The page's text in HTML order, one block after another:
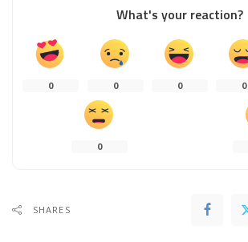
What's your reaction?
0 0 0 0
0
SHARES